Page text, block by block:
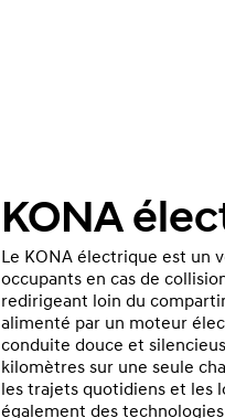
KONA
Le KONA électrique est un
occupants en cas de
redirigeant loin du
alimenté par un moteur
conduite douce et
kilomètres sur une seule
les trajets quotidiens et les
également des